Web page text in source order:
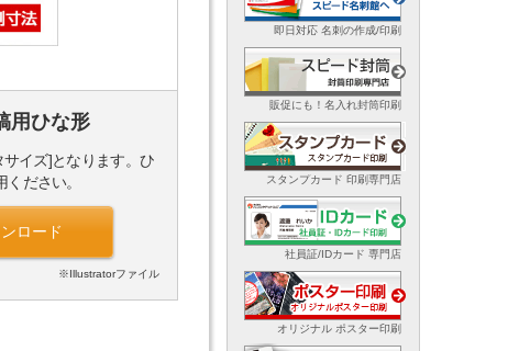
用ひな形
イズ]となります。ひ
ださい。
ロード
※Illustratorファイル
即日対応 名刺の作成/印刷
販促にも！名入れ封筒印刷
スタンプカード 印刷専門店
社員証/IDカード 専門店
オリジナル ポスター印刷